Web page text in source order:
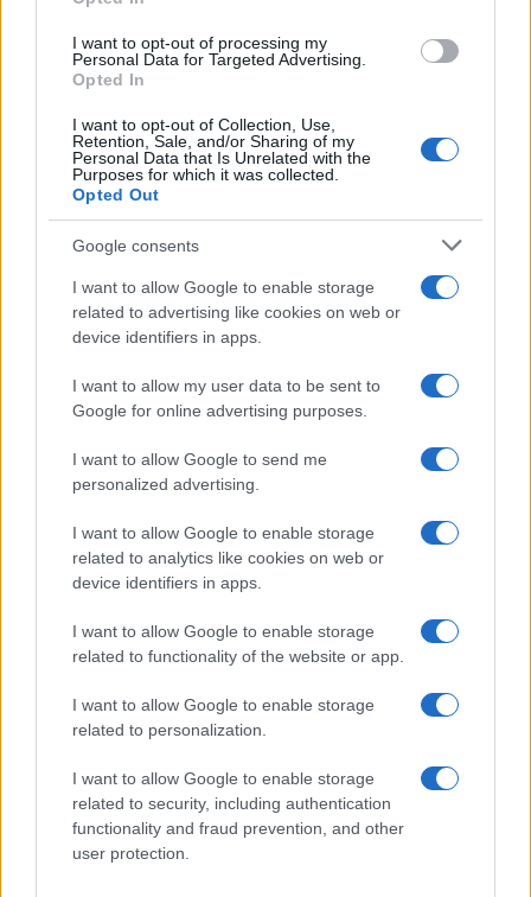
I want to opt-out of processing my
Personal Data for Targeted Advertising.
Opted In
I want to opt-out of Collection, Use,
Retention, Sale, and/or Sharing of my
Personal Data that Is Unrelated with the
Purposes for which it was collected.
Opted Out
Google consents
I want to allow Google to enable storage
related to advertising like cookies on web or
device identifiers in apps.
I want to allow my user data to be sent to
Google for online advertising purposes.
I want to allow Google to send me
personalized advertising.
I want to allow Google to enable storage
related to analytics like cookies on web or
device identifiers in apps.
I want to allow Google to enable storage
related to functionality of the website or app.
I want to allow Google to enable storage
related to personalization.
I want to allow Google to enable storage
related to security, including authentication
functionality and fraud prevention, and other
user protection.
anni ’70 si era delineata, dopo che Israele (che Dio
benedica sempre Israele) aveva vinto la guerra del
Kippur, seppur a fatica, e i musulmani avevano
imposto l’embargo petrolifero ai ‘complici del
sionismo’, causandoci non pochi problemi, come
dire, di quotidianità.
Francesco Cossiga lo disse in una sua grande
intervista poco prima di morire: “Abbiamo
sacrificato gli ebrei…”. Sì, l’Europa ha sacrificato gli
ebrei portatori di civiltà, di commercio, di cultura
e convivenza per far spazio ai suoi carnefici che
da più di mille anni tentano di invaderla,
sottometterla, depredarla.
Ma torniamo a quegli anni. Il Ponte Carlo, a Praga.
Il gotico nel pulviscolo. Il cimitero ebraico, la
meraviglia della mitologia del Golem, le lapidi
all’inglese che lo adornano, lo scavano, lo
pietrificano. E Kafka che ci ammonisce sulla
presenza deformante dei padri che trasformano i
figli in mostri. L’uomo e il suo Golem, il padre e il
figlio senza lo Spirito Santo. E poi Copenhagen, e